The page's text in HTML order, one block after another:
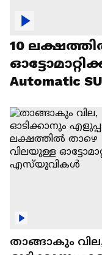
10
Automatic
താങ്ങാകും